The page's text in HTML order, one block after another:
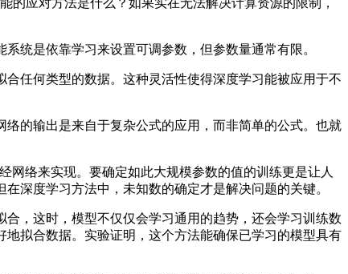
应对方法是什么？如果实在无法解决计算资源的限制，
统是依靠学习来设置可调参数，但参数量通常有限。
任何类型的数据。这种灵活性使得深度学习能被应用于不
的输出是来自于复杂公式的应用，而非简单的公式。也就
络来实现。要确定如此大规模参数的值的训练更是让人
深度学习方法中，未知数的确定才是解决问题的关键。
，这时，模型不仅仅会学习通用的趋势，还会学习训练数
拟合数据。实验证明，这个方法能确保已学习的模型具有